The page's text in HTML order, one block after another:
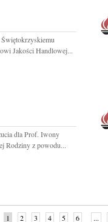
Jakości Handlowej...
dla Prof. Iwony
Rodziny z powodu...
1 2 3 4 5 6 ...